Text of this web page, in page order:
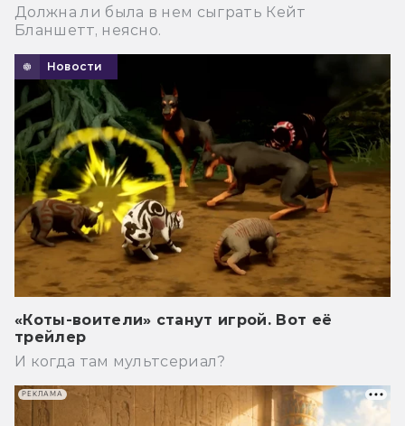
Должна ли была в нем сыграть Кейт
Бланшетт, неясно.
Новости
«Коты-воители» станут игрой. Вот её
трейлер
И когда там мультсериал?
РЕКЛАМА